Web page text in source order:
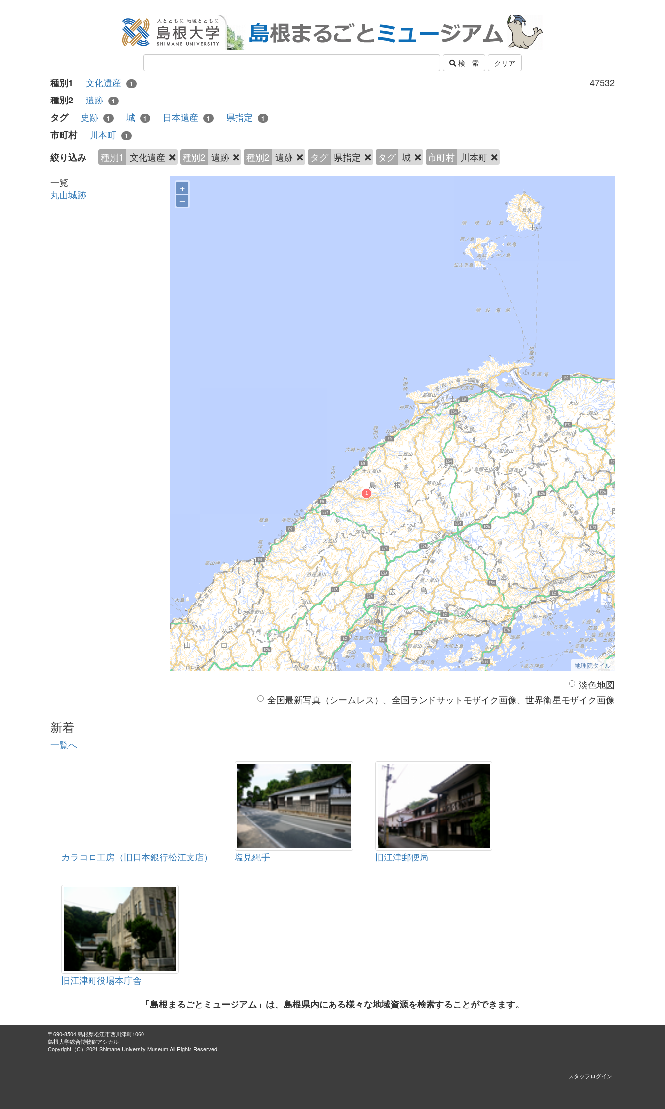
検 索 クリア
47532
種別1 文化遺産 1
種別2 遺跡 1
タグ 史跡 1 城 1 日本遺産 1 県指定 1
市町村 川本町 1
絞り込み 種別1 文化遺産 種別2 遺跡 種別2 遺跡 タグ 県指定 タグ 城 市町村 川本町
一覧
丸山城跡
+
–
地理院タイル
淡色地図
全国最新写真（シームレス）、全国ランドサットモザイク画像、世界衛星モザイク画像
新着
一覧へ
カラコロ工房（旧日本銀行松江支店） 塩見縄手 旧江津郵便局
旧江津町役場本庁舎
「島根まるごとミュージアム」は、島根県内にある様々な地域資源を検索することができます。
〒690-8504 島根県松江市西川津町1060
島根大学総合博物館アシカル
Copyright（C）2021 Shimane University Museum All Rights Reserved.
スタッフログイン